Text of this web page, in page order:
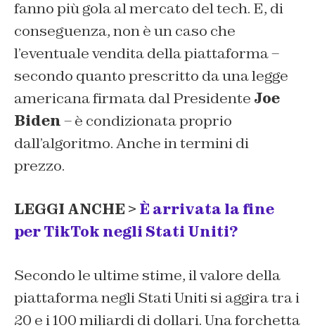
fanno più gola al mercato del tech. E, di
conseguenza, non è un caso che
l’eventuale vendita della piattaforma –
secondo quanto prescritto da una legge
americana firmata dal Presidente Joe
Biden– è condizionata proprio
dall’algoritmo. Anche in termini di
prezzo.
LEGGI ANCHE > È arrivata la fine
per TikTok negli Stati Uniti?
Secondo le ultime stime, il valore della
piattaforma negli Stati Uniti si aggira tra i
20 e i 100 miliardi di dollari. Una forchetta